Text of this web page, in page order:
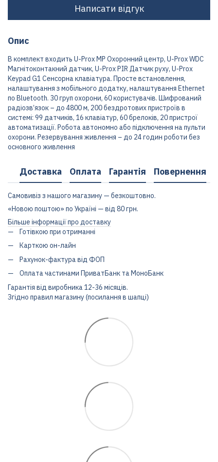
Написати відгук
Опис
В комплект входить U-Prox MP Охоронний центр, U-Prox WDC
Магнітоконтакний датчик, U-Prox PIR Датчик руху, U-Prox
Keypad G1 Сенсорна клавіатура. Просте встановлення,
налаштування з мобільного додатку, налаштування Ethernet
по Bluetooth. 30 груп охорони, 60 користувачів. Шифрований
радіозв’язок – до 4800 м, 200 бездротових пристроїв в
системі: 99 датчиків, 16 клавіатур, 60 брелоків, 20 пристрої
автоматизації. Робота автономно або підключення на пульти
охорони. Резервування живлення – до 24 годин роботи без
основного живлення
Доставка Оплата Гарантія Повернення
Самовивіз з нашого магазину — безкоштовно.
«Новою поштою» по Україні — від 80 грн.
Більше інформації про доставку
Готівкою при отриманні
Карткою он-лайн
Рахунок-фактура від ФОП
Оплата частинами ПриватБанк та МоноБанк
Гарантія від виробника 12-36 місяців.
Згідно правил магазину (посилання в шапці)